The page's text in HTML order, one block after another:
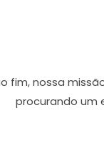
fim, nossa
procurando um